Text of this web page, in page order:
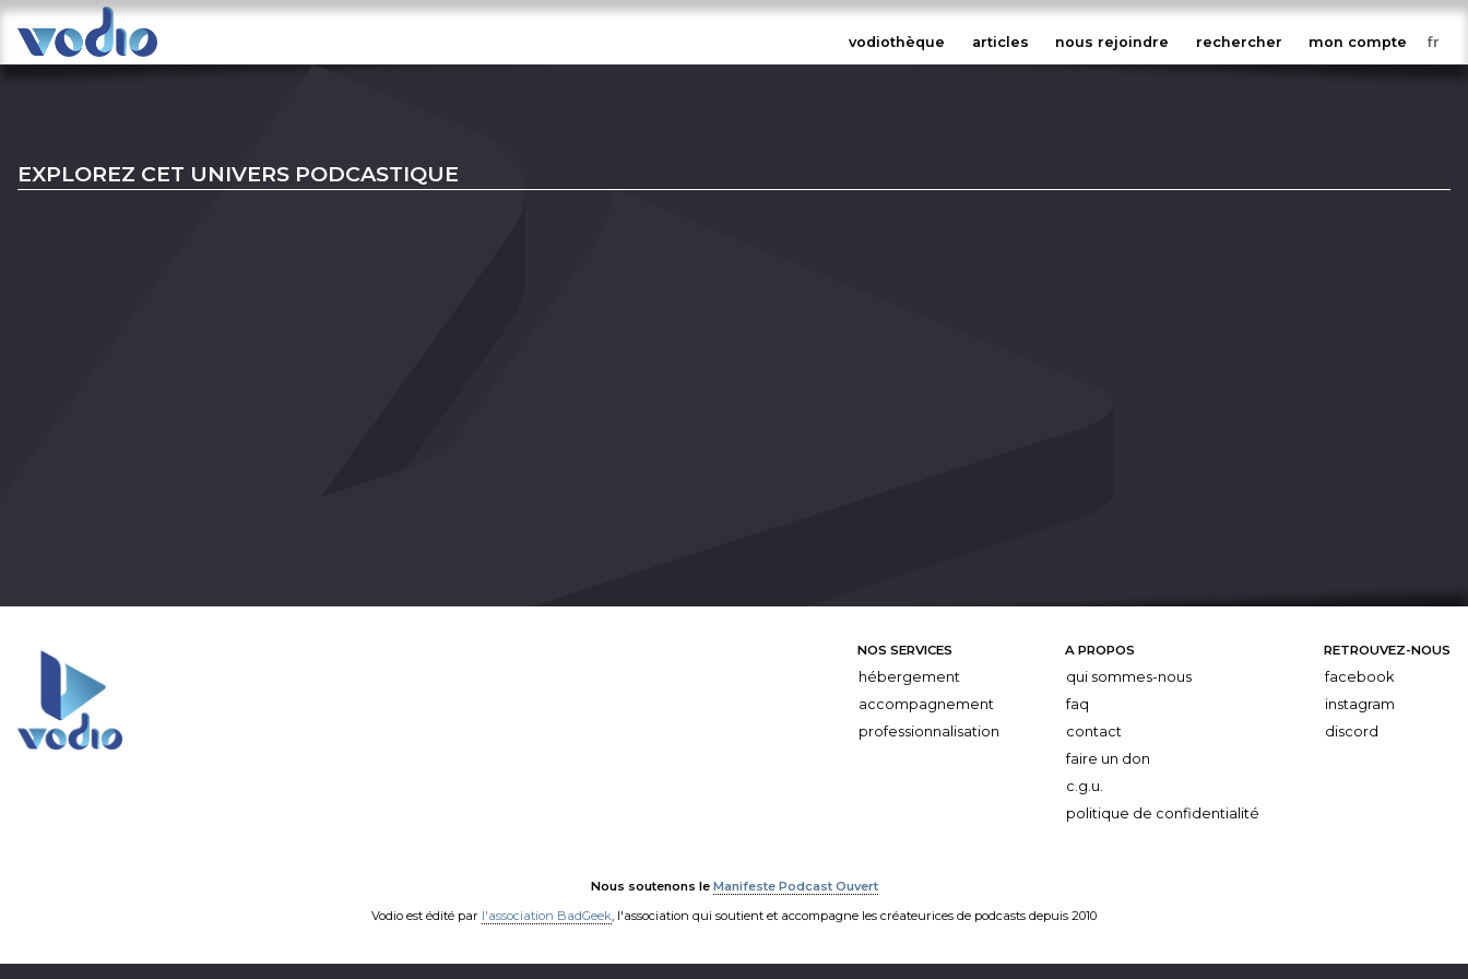
vodiothèque articles nous rejoindre rechercher mon compte
EXPLOREZ CET UNIVERS PODCASTIQUE
NOS SERVICES
hébergement
accompagnement
professionnalisation
A PROPOS
qui sommes-nous
faq
contact
faire un don
c.g.u.
politique de confidentialité
RETROUVEZ-NOUS
facebook
instagram
discord
Nous soutenons le Manifeste Podcast Ouvert
Vodio est édité par l'association BadGeek, l'association qui soutient et accompagne les créateurices de podcasts depuis 2010